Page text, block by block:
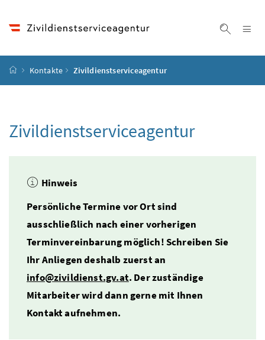
Startseite
Kontakte Zivildienstserviceagentur
Zivildienstserviceagentur
Hinweis
Persönliche Termine vor Ort sind
ausschließlich nach einer vorherigen
Terminvereinbarung möglich!Schreiben Sie
Ihr Anliegen deshalb zuerst an
info@zivildienst.gv.at. Der zuständige
Mitarbeiter wird dann gerne mit Ihnen
Kontakt aufnehmen.